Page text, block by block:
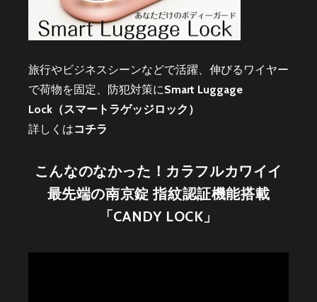
旅行やビジネスシーンなどで活躍、伸びるワイヤー
で荷物を固定、防犯対策にSmart Luggage
Lock（スマートラゲッジロック）
詳しくはコチラ
こんなのなかった！カラフルカワイイ
最先端の南京錠 指紋認証機能搭載
「CANDY LOCK」